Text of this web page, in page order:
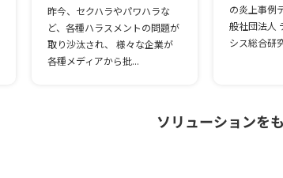
昨今、セクハラやパワハラな
ど、各種ハラスメントの問題が
取り沙汰され、 様々な企業が
各種メディアから批...
の炎上事例
般社団法人
シス総合研
ソリューションを